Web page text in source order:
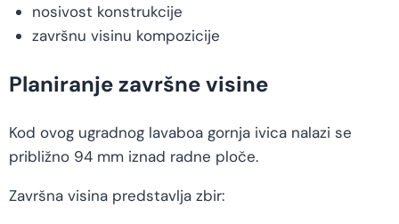
nosivost konstrukcije
završnu visinu kompozicije
Planiranje završne visine
Kod ovog ugradnog lavaboa gornja ivica nalazi se
približno 94 mm iznad radne ploče.
Završna visina predstavlja zbir: